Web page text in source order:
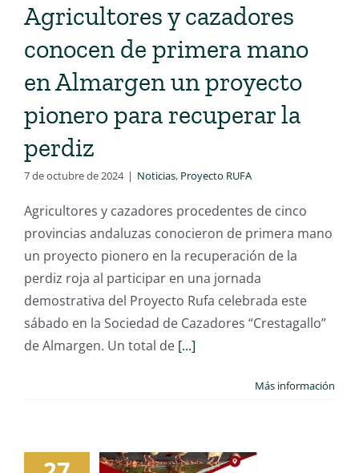
Agricultores y cazadores
conocen de primera mano
en Almargen un proyecto
pionero para recuperar la
perdiz
7 de octubre de 2024 | Noticias, Proyecto RUFA
Agricultores y cazadores procedentes de cinco
provincias andaluzas conocieron de primera mano
un proyecto pionero en la recuperación de la
perdiz roja al participar en una jornada
demostrativa del Proyecto Rufa celebrada este
sábado en la Sociedad de Cazadores “Crestagallo”
de Almargen. Un total de [...]
Más información